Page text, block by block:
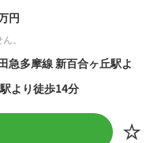
円
。
急多摩線 新百合ヶ丘駅よ
より徒歩14分